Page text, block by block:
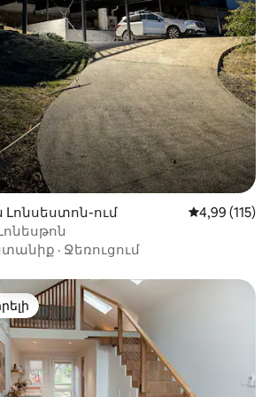
Լոնսեստոն-ում Միջին
4,99 (115)
· Ջեռուցում
լավագույն տները